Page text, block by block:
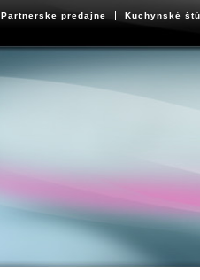
Partnerske predajne Kuchynské